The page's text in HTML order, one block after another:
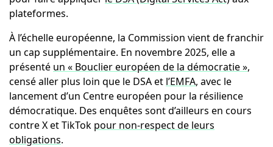
plateformes.
À l’échelle européenne, la Commission vient de franchir
un cap supplémentaire. En novembre 2025, elle a
présenté un « Bouclier européen de la démocratie »,
censé aller plus loin que le DSA et l’EMFA, avec le
lancement d’un Centre européen pour la résilience
démocratique. Des enquêtes sont d’ailleurs en cours
contre X et TikTok pour non-respect de leurs
obligations.